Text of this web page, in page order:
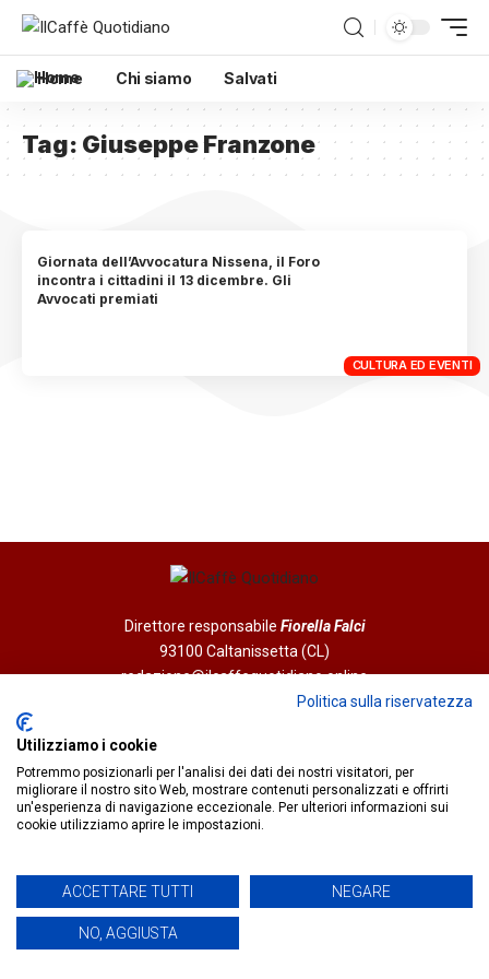
Home Chi siamo Salvati
Tag: Giuseppe Franzone
CULTURA ED EVENTI
Giornata dell’Avvocatura Nissena, il Foro
incontra i cittadini il 13 dicembre. Gli
Avvocati premiati
Direttore responsabile Fiorella Falci
93100 Caltanissetta (CL)
redazione@ilcaffequotidiano.online
C.F. 92076900858
IlCaffèQuotidiano.online è una testata giornalistica registrata
Politica sulla riservatezza
Utilizziamo i cookie
Potremmo posizionarli per l'analisi dei dati dei nostri visitatori, per
migliorare il nostro sito Web, mostrare contenuti personalizzati e offrirti
un'esperienza di navigazione eccezionale. Per ulteriori informazioni sui
cookie utilizziamo aprire le impostazioni.
ACCETTARE TUTTI NEGARE
NO, AGGIUSTA